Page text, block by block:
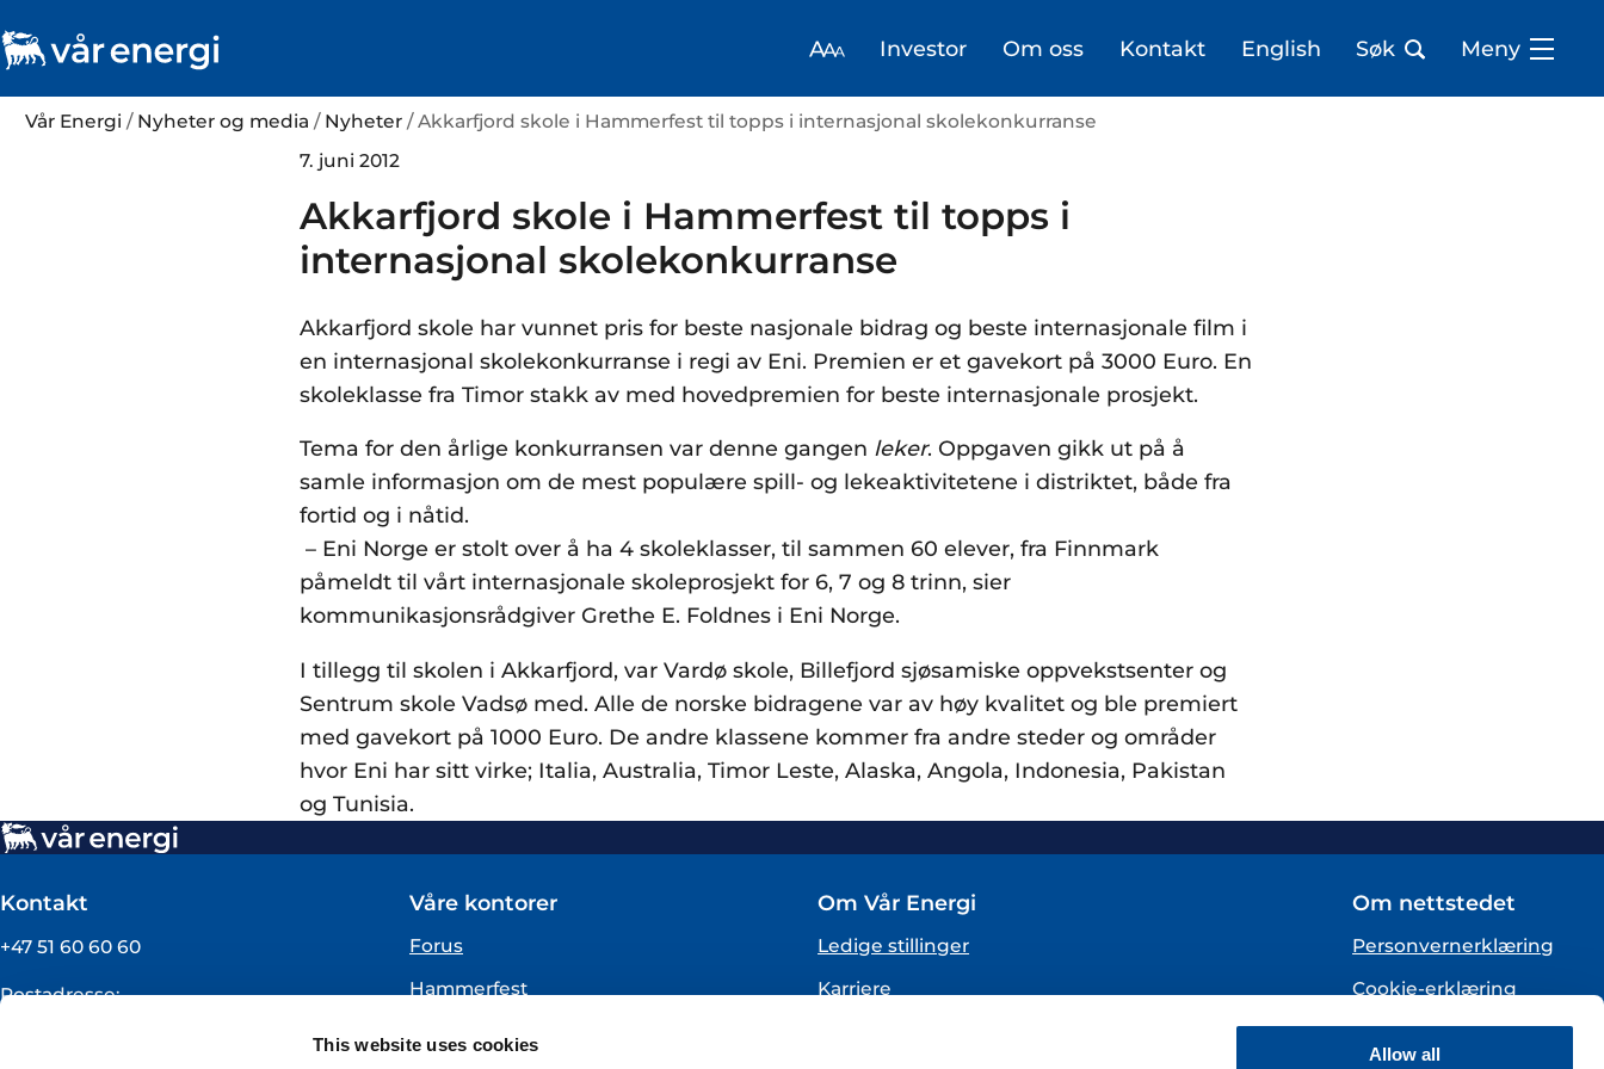
This website uses cookies Allow all
Investor Om oss Kontakt English Søk Meny
Vår Energi / Nyheter og media / Nyheter/ Akkarfjord skole i Hammerfest til topps i internasjonal skolekonkurranse
7. juni 2012
Akkarfjord skole i Hammerfest til topps i
internasjonal skolekonkurranse
Akkarfjord skole har vunnet pris for beste nasjonale bidrag og beste internasjonale film i
en internasjonal skolekonkurranse i regi av Eni. Premien er et gavekort på 3000 Euro. En
skoleklasse fra Timor stakk av med hovedpremien for beste internasjonale prosjekt.
Tema for den årlige konkurransen var denne gangen leker. Oppgaven gikk ut på å
samle informasjon om de mest populære spill- og lekeaktivitetene i distriktet, både fra
fortid og i nåtid.
– Eni Norge er stolt over å ha 4 skoleklasser, til sammen 60 elever, fra Finnmark
påmeldt til vårt internasjonale skoleprosjekt for 6, 7 og 8 trinn, sier
kommunikasjonsrådgiver Grethe E. Foldnes i Eni Norge.
I tillegg til skolen i Akkarfjord, var Vardø skole, Billefjord sjøsamiske oppvekstsenter og
Sentrum skole Vadsø med. Alle de norske bidragene var av høy kvalitet og ble premiert
med gavekort på 1000 Euro. De andre klassene kommer fra andre steder og områder
hvor Eni har sitt virke; Italia, Australia, Timor Leste, Alaska, Angola, Indonesia, Pakistan
og Tunisia.
Kontakt
+47 51 60 60 60
Postadresse:
Våre kontorer
Forus
Hammerfest
Om Vår Energi
Ledige stillinger
Karriere
Om nettstedet
Personvernerklæring
Cookie-erklæring
English